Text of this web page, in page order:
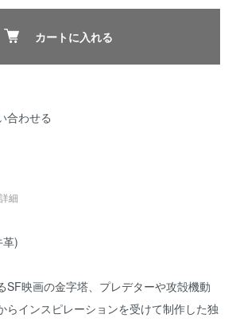
カートに入れる
合わせる
細
革)
SF映画の金字塔、プレデターや攻殻機動
らインスピレーションを受けて制作した独